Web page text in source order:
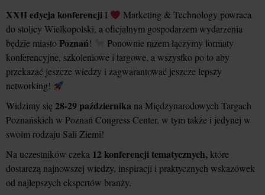
XXII edycja konferencji I
Marketing & Technology powraca
do stolicy Wielkopolski, a oficjalnym gospodarzem wydarzenia
będzie miasto Poznań!
Ponownie razem łączymy formaty
konferencyjne, szkoleniowe i targowe, a wszystko po to aby
przekazać jeszcze wiedzy i zagwarantować jeszcze lepszy
networking!
Widzimy się28-29 października na Międzynarodowych Targach
Poznańskich w Poznań Congress Center, w tym także i jedynej w
swoim rodzaju Sali Ziemi!
Na uczestników czeka 12 konferencji tematycznych, które
dostarczą najnowszej wiedzy, inspiracji i praktycznych wskazówek
od najlepszych ekspertów branży.